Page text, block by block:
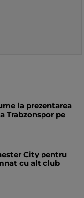
la prezentarea
Trabzonspor pe
City pentru
cu alt club